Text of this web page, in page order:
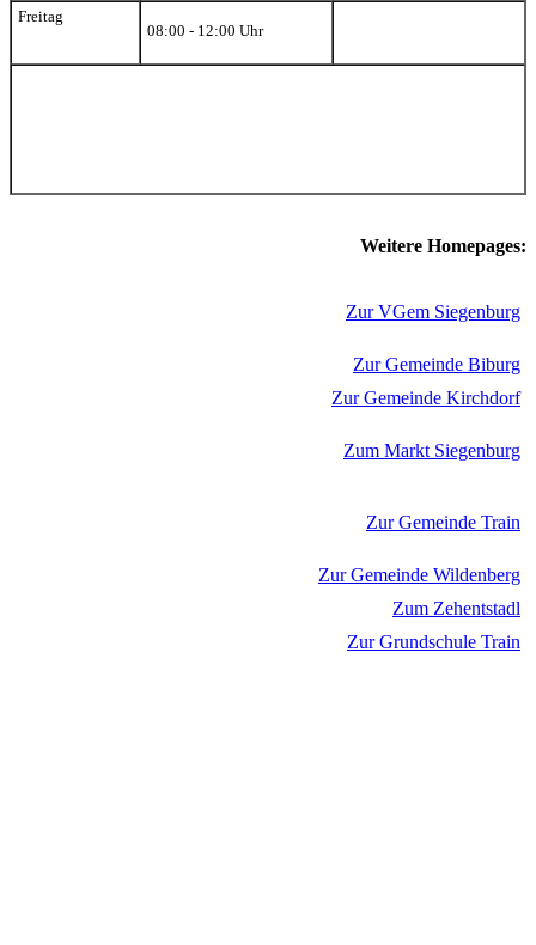
Freitag
08:00 - 12:00 Uhr
Weitere Homepages:
Zur VGem Siegenburg
Zur Gemeinde Biburg
Zur Gemeinde Kirchdorf
Zum Markt Siegenburg
Zur Gemeinde Train
Zur Gemeinde Wildenberg
Zum Zehentstadl
Zur Grundschule Train